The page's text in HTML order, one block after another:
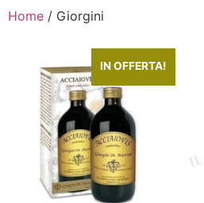
Home / Giorgini
IN OFFERTA!